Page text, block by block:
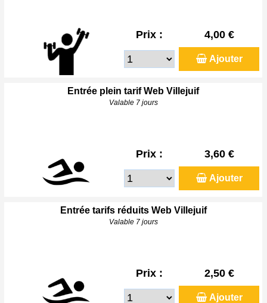
Prix : 4,00 €
Ajouter
Entrée plein tarif Web Villejuif
Valable 7 jours
Prix : 3,60 €
Ajouter
Entrée tarifs réduits Web Villejuif
Valable 7 jours
Prix : 2,50 €
Ajouter